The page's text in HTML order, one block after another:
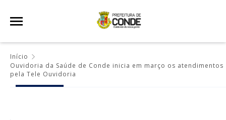
Início
Ouvidoria da Saúde de Conde inicia em março os atendimentos
pela Tele Ouvidoria